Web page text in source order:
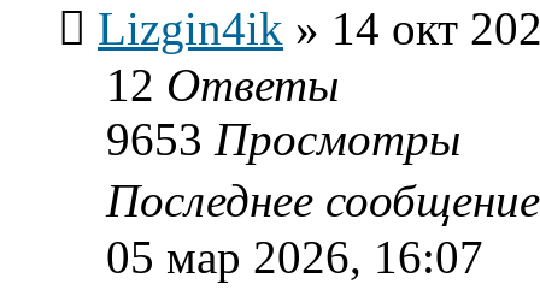
Lizgin4ik » 14 окт
12 Ответы
9653 Просмотры
Последнее
05 мар 2026, 16:07